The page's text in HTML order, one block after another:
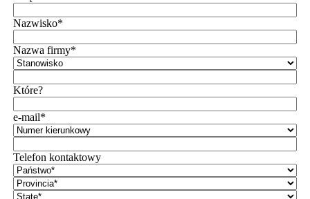
Nazwisko*
Nazwa firmy*
Które?
e-mail*
Telefon kontaktowy